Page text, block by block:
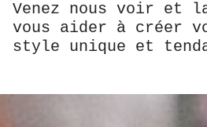
Venez nous voir et
vous aider à créer
style unique et